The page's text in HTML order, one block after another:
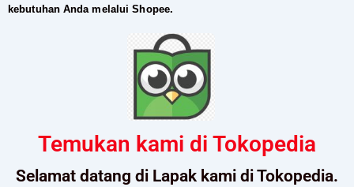
kebutuhan Anda melalui Shopee.
Temukan kami di Tokopedia
Selamat datang di Lapak kami di Tokopedia.